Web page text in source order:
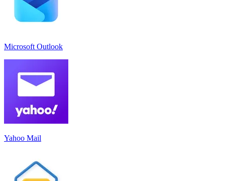
Microsoft Outlook
Yahoo Mail